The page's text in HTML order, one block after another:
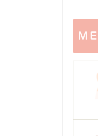
Ｍ